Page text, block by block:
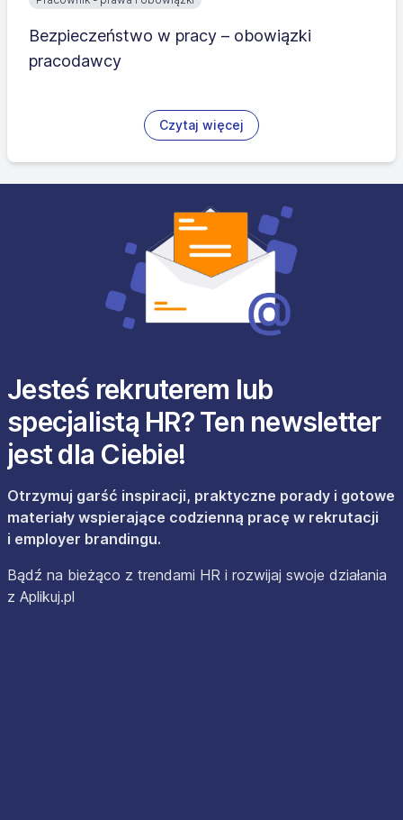
Bezpieczeństwo w pracy – obowiązki
pracodawcy
Czytaj więcej
Jesteś rekruterem lub
specjalistą HR? Ten newsletter
jest dla Ciebie!
Otrzymuj garść inspiracji, praktyczne porady i gotowe
materiały wspierające codzienną pracę w rekrutacji
i employer brandingu.
Bądź na bieżąco z trendami HR i rozwijaj swoje działania
z Aplikuj.pl